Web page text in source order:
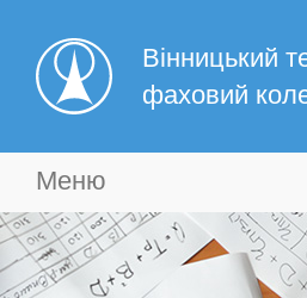
Вінницький
фаховий
Меню